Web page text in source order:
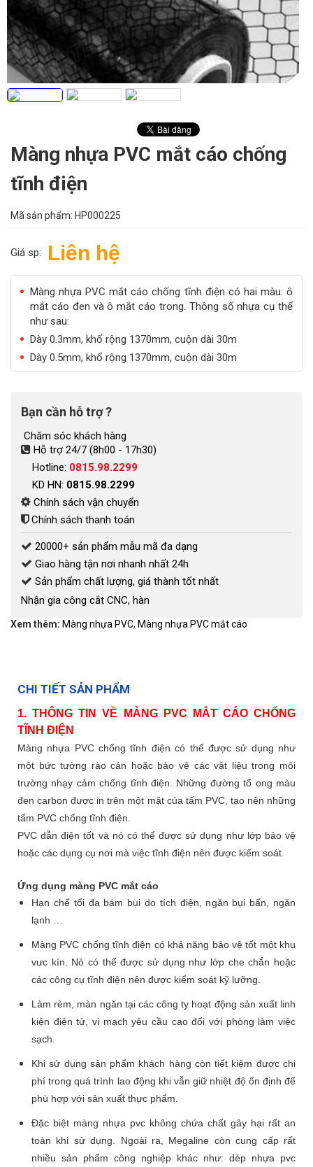
Màng nhựa PVC mắt cáo chống
tĩnh điện
Mã sản phẩm: HP000225
Giá sp: Liên hệ
Màng nhựa PVC mắt cáo chống tĩnh điện có hai màu: ô
mắt cáo đen và ô mắt cáo trong. Thông số nhựa cụ thể
như sau:
Dày 0.3mm, khổ rộng 1370mm, cuộn dài 30m
Dày 0.5mm, khổ rộng 1370mm, cuộn dài 30m
Bạn cần hỗ trợ ?
Chăm sóc khách hàng
Hỗ trợ 24/7 (8h00 - 17h30)
Hotline: 0815.98.2299
KD HN: 0815.98.2299
Chính sách vận chuyển
Chính sách thanh toán
20000+ sản phẩm mẫu mã đa dạng
Giao hàng tận nơi nhanh nhất 24h
Sản phẩm chất lượng, giá thành tốt nhất
Nhận gia công cắt CNC, hàn
Xem thêm: Màng nhựa PVC, Màng nhựa PVC mắt cáo
CHI TIẾT SẢN PHẨM
1. THÔNG TIN VỀ MÀNG PVC MẮT CÁO CHỐNG
TĨNH ĐIỆN
Màng nhựa PVC chống tĩnh điện có thể được sử dụng như
một bức tường rào cản hoặc bảo vệ các vật liệu trong môi
trường nhạy cảm chống tĩnh điện. Những đường tổ ong màu
đen carbon được in trên một mặt của tấm PVC, tạo nên những
tấm PVC chống tĩnh điện.
PVC dẫn điện tốt và nó có thể được sử dụng như lớp bảo vệ
hoặc các dụng cụ nơi mà việc tĩnh điện nên được kiểm soát.
Ứng dụng màng PVC mắt cáo
Hạn chế tối đa bám bụi do tích điện, ngăn bụi bẩn, ngăn
lạnh …
Màng PVC chống tĩnh điện có khả năng bảo vệ tốt một khu
vưc kín. Nó có thể được sử dụng như lớp che chắn hoặc
các công cụ tĩnh điện nên được kiểm soát kỹ lưỡng.
Làm rèm, màn ngăn tại các công ty hoạt động sản xuất linh
kiện điện tử, vi mạch yêu cầu cao đối với phòng làm việc
sạch.
Khi sử dụng sản phẩm khách hàng còn tiết kiệm được chi
phí trong quá trình lao động khi vẫn giữ nhiệt độ ổn định để
phù hợp với sản xuất thực phẩm.
Đặc biệt màng nhựa pvc không chứa chất gây hại rất an
toàn khi sử dụng. Ngoài ra, Megaline còn cung cấp rất
nhiều sản phẩm công nghiệp khác như: dép nhựa pvc